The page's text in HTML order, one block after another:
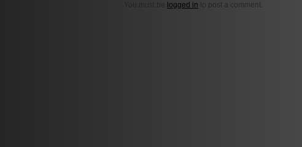
logged in to post a comment.